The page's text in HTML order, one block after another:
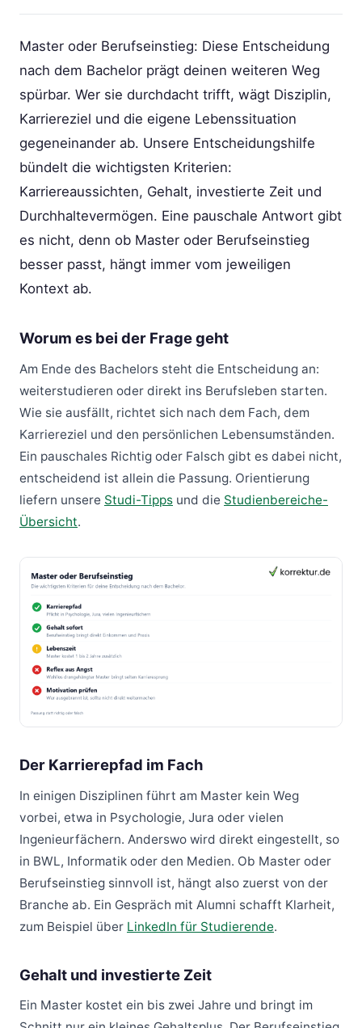
Master oder Berufseinstieg: Diese Entscheidung
nach dem Bachelor prägt deinen weiteren Weg
spürbar. Wer sie durchdacht trifft, wägt Disziplin,
Karriereziel und die eigene Lebenssituation
gegeneinander ab. Unsere Entscheidungshilfe
bündelt die wichtigsten Kriterien:
Karriereaussichten, Gehalt, investierte Zeit und
Durchhaltevermögen. Eine pauschale Antwort gibt
es nicht, denn ob Master oder Berufseinstieg
besser passt, hängt immer vom jeweiligen
Kontext ab.
Worum es bei der Frage geht
Am Ende des Bachelors steht die Entscheidung an:
weiterstudieren oder direkt ins Berufsleben starten.
Wie sie ausfällt, richtet sich nach dem Fach, dem
Karriereziel und den persönlichen Lebensumständen.
Ein pauschales Richtig oder Falsch gibt es dabei nicht,
entscheidend ist allein die Passung. Orientierung
liefern unsere Studi-Tipps und die Studienbereiche-
Übersicht.
Der Karrierepfad im Fach
In einigen Disziplinen führt am Master kein Weg
vorbei, etwa in Psychologie, Jura oder vielen
Ingenieurfächern. Anderswo wird direkt eingestellt, so
in BWL, Informatik oder den Medien. Ob Master oder
Berufseinstieg sinnvoll ist, hängt also zuerst von der
Branche ab. Ein Gespräch mit Alumni schafft Klarheit,
zum Beispiel über LinkedIn für Studierende.
Gehalt und investierte Zeit
Ein Master kostet ein bis zwei Jahre und bringt im